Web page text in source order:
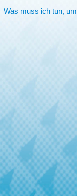
Was muss ich tun,